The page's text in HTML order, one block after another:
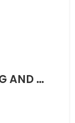
ALEXANDRIA SPINNING AND WEAVING CO